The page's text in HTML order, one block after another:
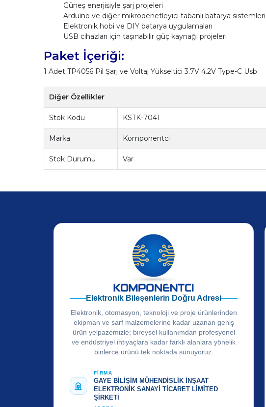
Güneş enerjisiyle şarj projeleri
Arduino ve diğer mikrodenetleyici tabanlı batarya sistemleri
Elektronik hobi ve DIY batarya uygulamaları
USB cihazları için taşınabilir güç kaynağı projeleri
Paket İçeriği:
1 Adet TP4056 Pil Şarj ve Voltaj Yükseltici 3.7V 4.2V Type-C Usb
Diğer Özellikler
Stok Kodu KSTK-7041
Marka Komponentci
Stok Durumu Var
Elektronik Bileşenlerin Doğru Adresi
Elektronik, otomasyon, teknoloji ve proje ürünlerinden
ekipman ve sarf malzemelerine kadar uzanan geniş
ürün yelpazemizle; bireysel kullanımdan profesyonel
ve endüstriyel ihtiyaçlara kadar farklı alanlara yönelik
binlerce ürünü tek noktada sunuyoruz.
FİRMA
GAYE BİLİŞİM MÜHENDİSLİK İNŞAAT
ELEKTRONİK SANAYİ TİCARET LİMİTED
ŞİRKETİ